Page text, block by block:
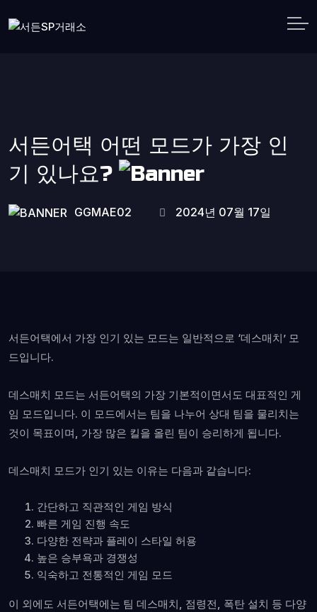
서든어택 어떤 모드가 가장 인
기 있나요?
GGMAE02 2024년 07월 17일
서든어택에서 가장 인기 있는 모드는 일반적으로 ‘데스매치’ 모
드입니다.
데스매치 모드는 서든어택의 가장 기본적이면서도 대표적인 게
임 모드입니다. 이 모드에서는 팀을 나누어 상대 팀을 물리치는
것이 목표이며, 가장 많은 킬을 올린 팀이 승리하게 됩니다.
데스매치 모드가 인기 있는 이유는 다음과 같습니다:
간단하고 직관적인 게임 방식
빠른 게임 진행 속도
다양한 전략과 플레이 스타일 허용
높은 승부욕과 경쟁성
익숙하고 전통적인 게임 모드
이 외에도 서든어택에는 팀 데스매치, 점령전, 폭탄 설치 등 다양